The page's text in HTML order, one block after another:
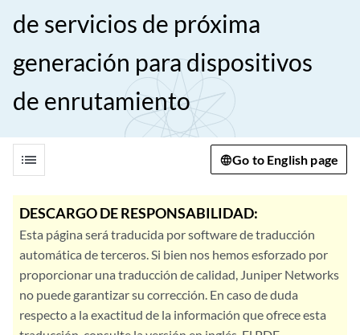
de servicios de próxima
generación para dispositivos
de enrutamiento
list Go to English page
DESCARGO DE RESPONSABILIDAD:
Esta página será traducida por software de traducción
automática de terceros. Si bien nos hemos esforzado por
proporcionar una traducción de calidad, Juniper Networks
no puede garantizar su corrección. En caso de duda
respecto a la exactitud de la información que ofrece esta